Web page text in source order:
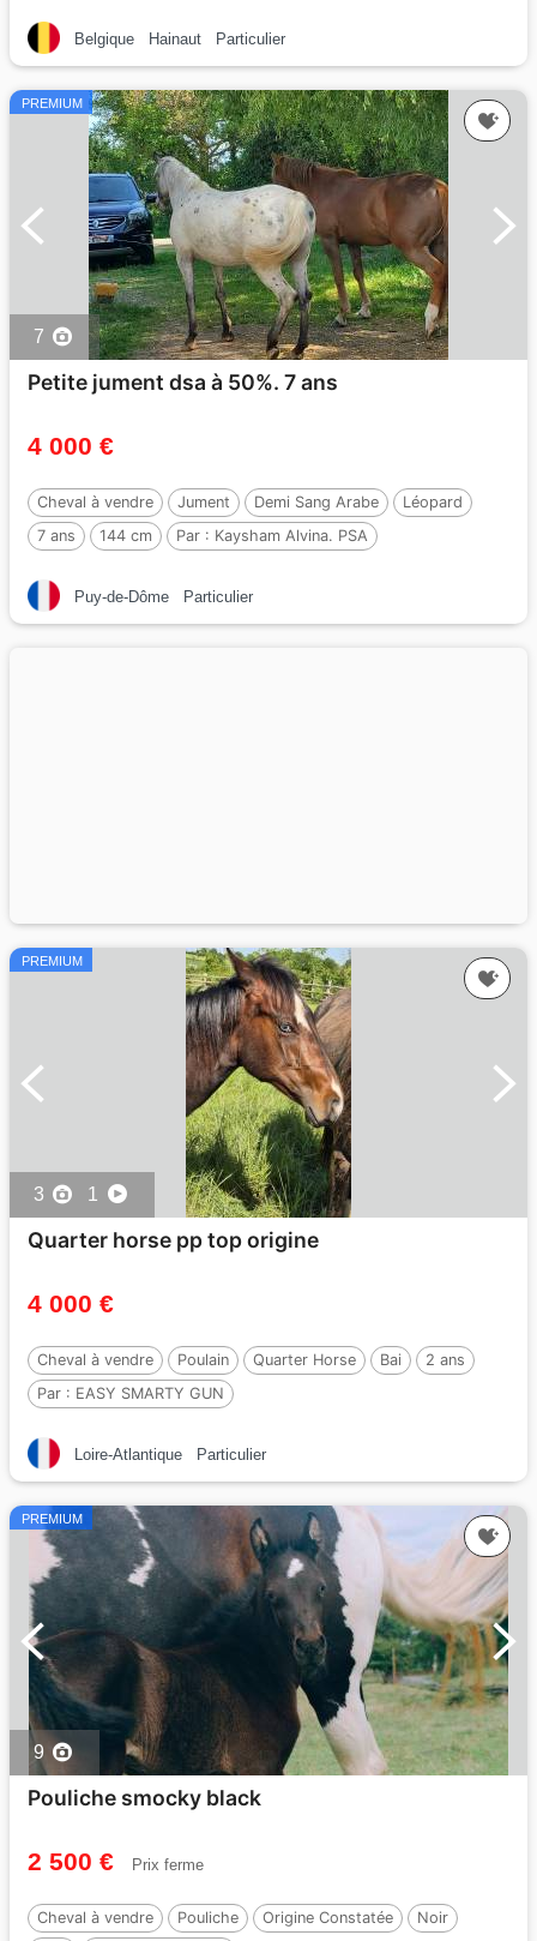
Belgique Hainaut Particulier
PREMIUM
7
Petite jument dsa à 50%. 7 ans
4 000 €
Cheval à vendre Jument Demi Sang Arabe
Léopard
7 ans
144 cm Par : Kaysham Alvina. PSA
Puy-de-Dôme Particulier
PREMIUM
3 1
Quarter horse pp top origine
4 000 €
Cheval à vendre Poulain Quarter Horse Bai
2 ans
Par : EASY SMARTY GUN
Loire-Atlantique Particulier
PREMIUM
9
Pouliche smocky black
2 500 € Prix ferme
Cheval à vendre Pouliche Origine Constatée
Noir